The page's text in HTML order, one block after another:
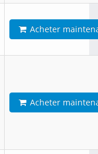
Acheter
Acheter